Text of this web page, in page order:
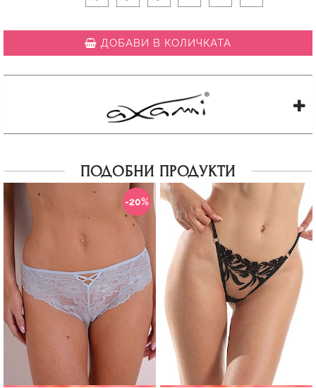
ДОБАВИ В КОЛИЧКАТА
ПОДОБНИ ПРОДУКТИ
-20%